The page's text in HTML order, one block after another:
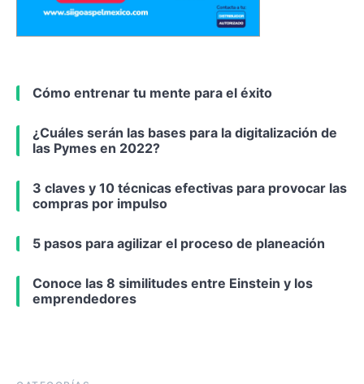
Cómo entrenar tu mente para el éxito
¿Cuáles serán las bases para la digitalización de
las Pymes en 2022?
3 claves y 10 técnicas efectivas para provocar las
compras por impulso
5 pasos para agilizar el proceso de planeación
Conoce las 8 similitudes entre Einstein y los
emprendedores